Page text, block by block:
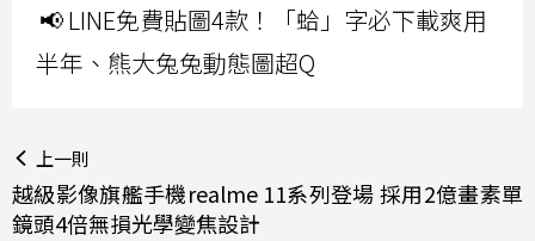
📢 LINE免費貼圖4款！「蛤」字必下載爽用
半年、熊大兔兔動態圖超Q
上一則
越級影像旗艦手機realme 11系列登場 採用2億畫素單
鏡頭4倍無損光學變焦設計